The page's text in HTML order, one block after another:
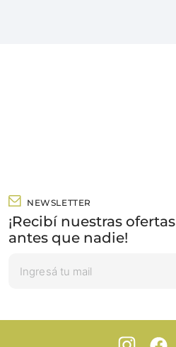
NEWSLETTER
¡Recibí nuestras ofertas
antes que nadie!